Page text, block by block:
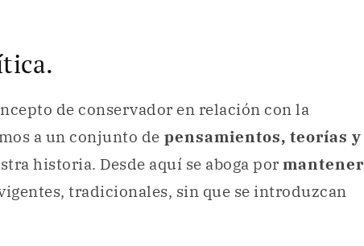
de conservador en relación con la
a un conjunto de pensamientos, teorías y
historia. Desde aquí se aboga pormantener
tradicionales, sin que se introduzcan